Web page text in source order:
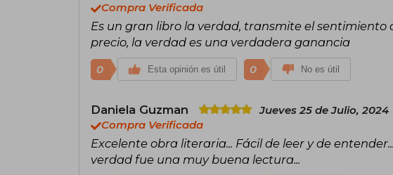
Compra Verificada
Es un gran libro la verdad, transmite el sentimiento
precio, la verdad es una verdadera ganancia
0 Esta opinión es útil 0 No es útil
Daniela Guzman
Jueves 25 de Julio, 2024
Compra Verificada
Excelente obra literaria... Fácil de leer y de
verdad fue una muy buena lectura...